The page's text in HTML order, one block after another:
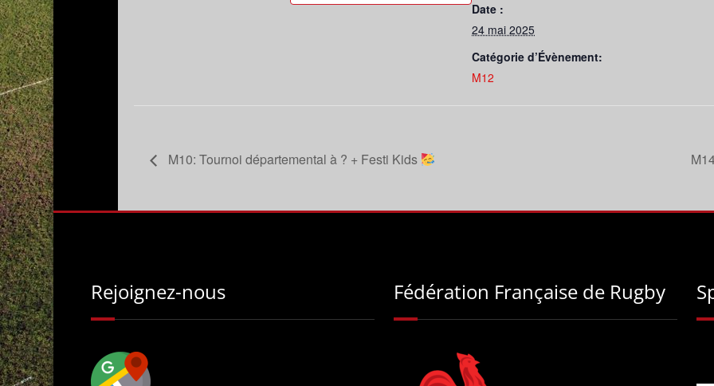
Date :
24 mai 2025
Catégorie d’Évènement:
M12
M10: Tournoi départemental à ? + Festi Kids
Rejoignez-nous Fédération Française de Rugby